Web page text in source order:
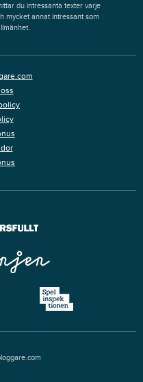
du intressanta texter varje
mycket annat intressant som